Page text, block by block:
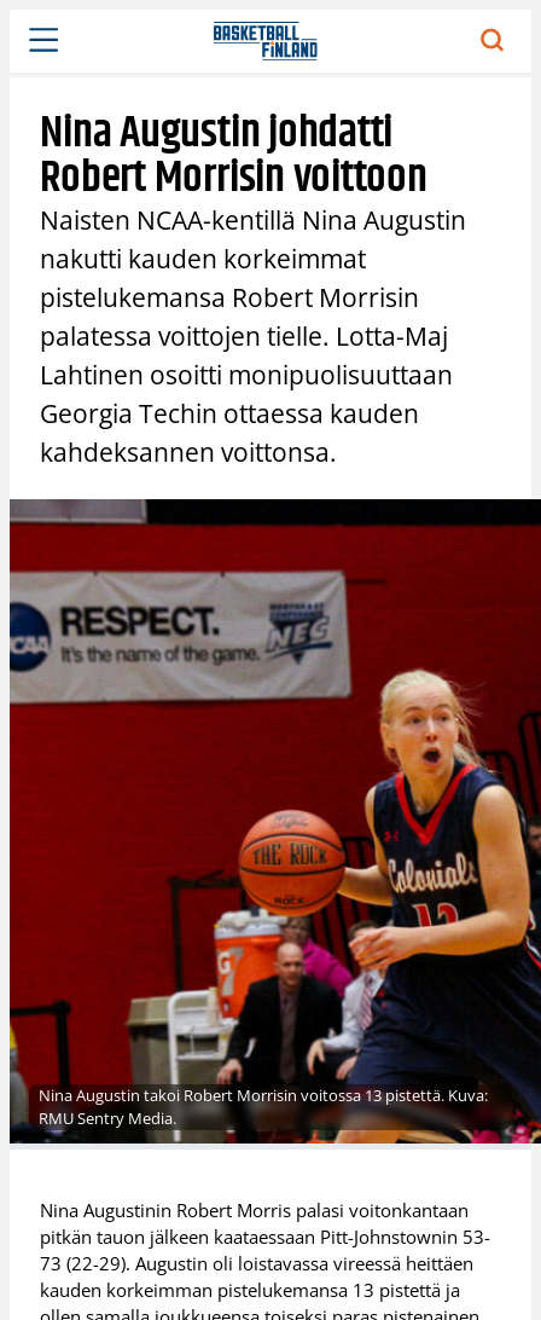
Siirry
sisältöön
Nina Augustin johdatti
Robert Morrisin voittoon
Naisten NCAA-kentillä Nina Augustin
nakutti kauden korkeimmat
pistelukemansa Robert Morrisin
palatessa voittojen tielle. Lotta-Maj
Lahtinen osoitti monipuolisuuttaan
Georgia Techin ottaessa kauden
kahdeksannen voittonsa.
Nina Augustin takoi Robert Morrisin voitossa 13 pistettä. Kuva:
RMU Sentry Media.
Nina Augustinin Robert Morris palasi voitonkantaan
pitkän tauon jälkeen kaataessaan Pitt-Johnstownin 53-
73 (22-29). Augustin oli loistavassa vireessä heittäen
kauden korkeimman pistelukemansa 13 pistettä ja